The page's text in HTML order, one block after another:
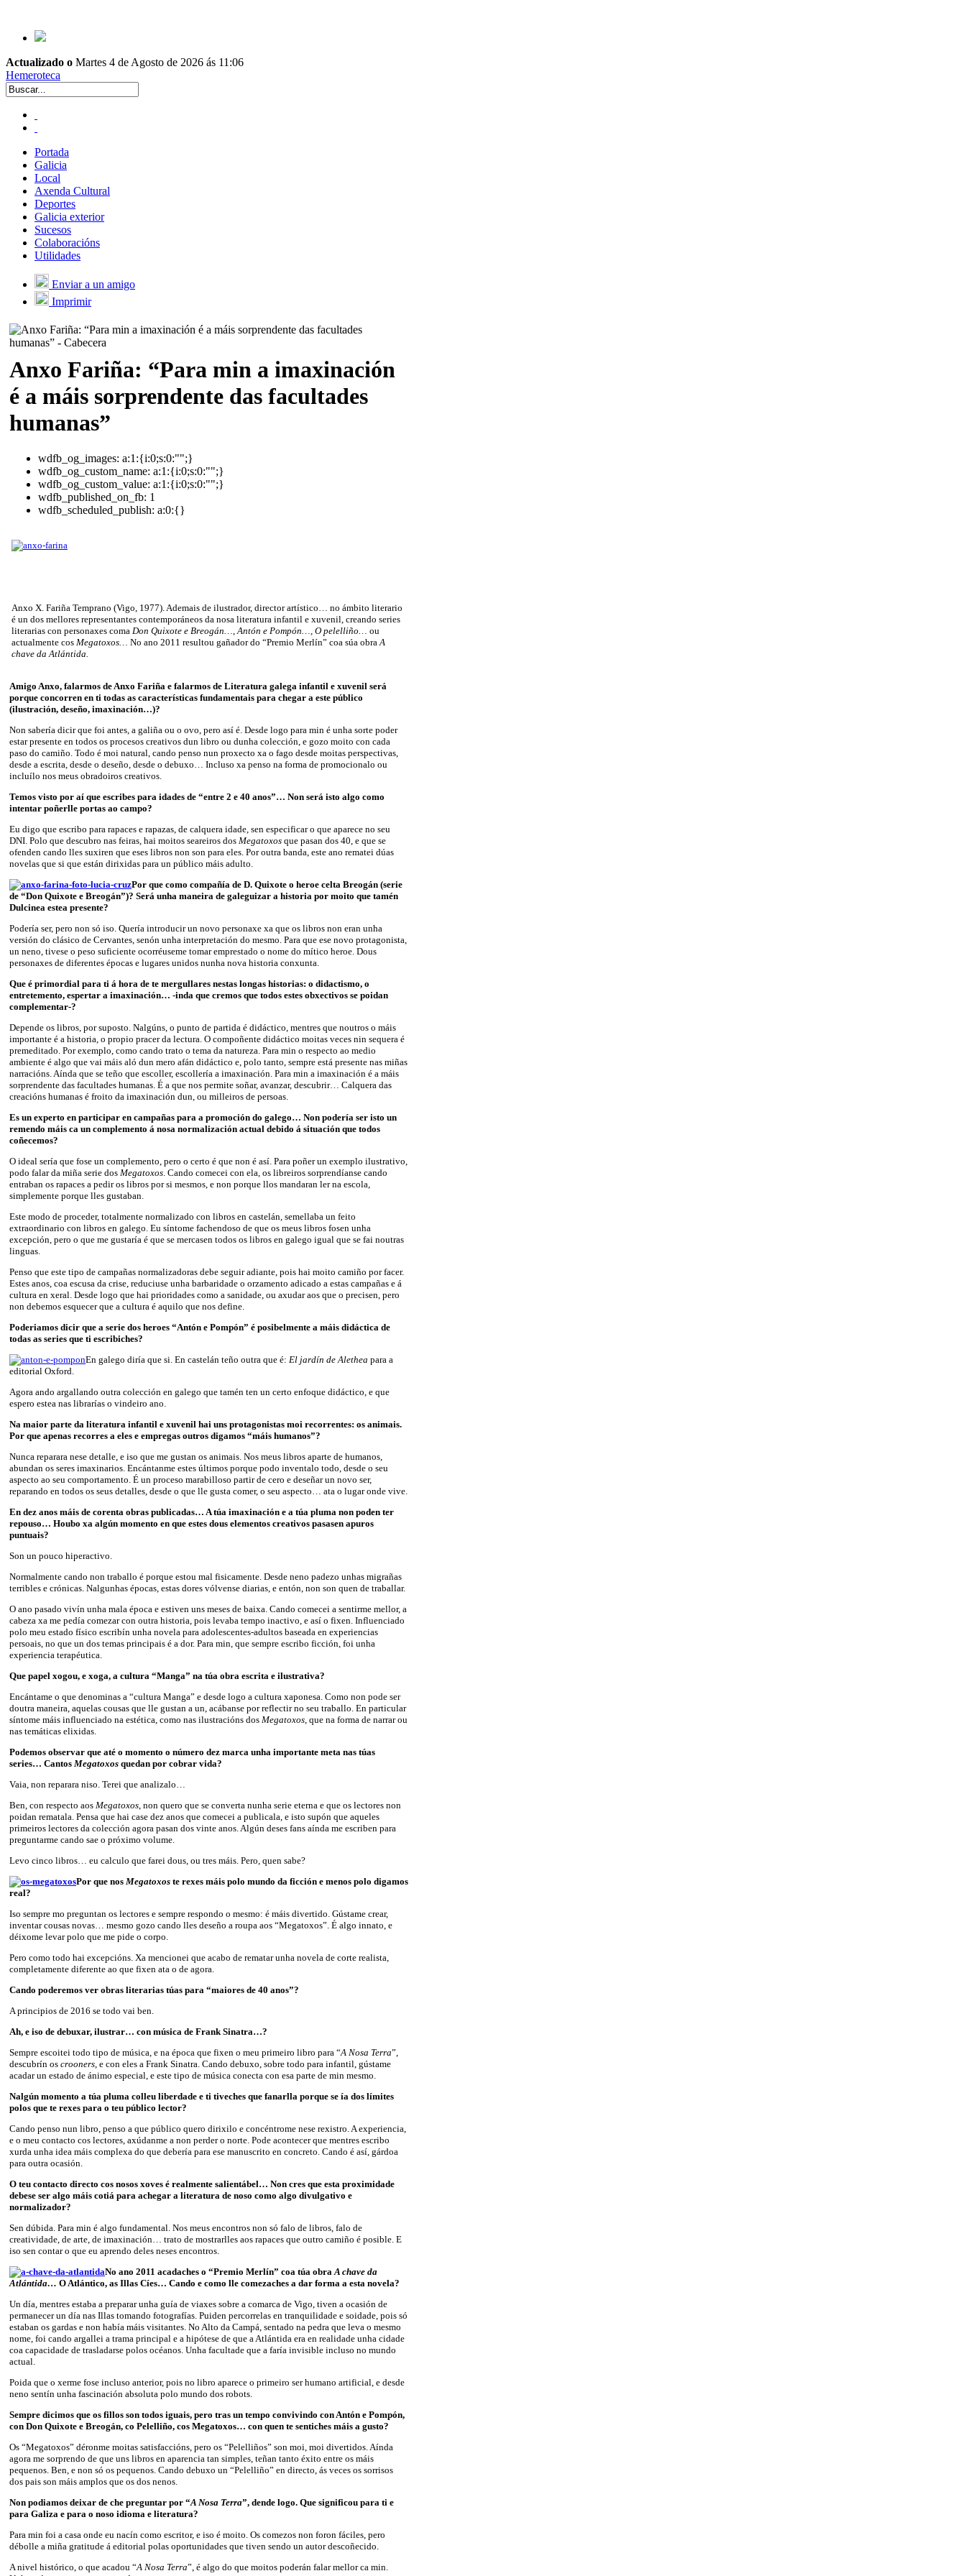
Actualizado o Martes 4 de Agosto de 2026 ás 11:06
Hemeroteca
Portada
Galicia
Local
Axenda Cultural
Deportes
Galicia exterior
Sucesos
Colaboracións
Utilidades
Enviar a un amigo
Imprimir
Anxo Fariña: “Para min a imaxinación
é a máis sorprendente das facultades
humanas”
wdfb_og_images: a:1:{i:0;s:0:"";}
wdfb_og_custom_name: a:1:{i:0;s:0:"";}
wdfb_og_custom_value: a:1:{i:0;s:0:"";}
wdfb_published_on_fb: 1
wdfb_scheduled_publish: a:0:{}
Anxo X. Fariña Temprano (Vigo, 1977). Ademais de ilustrador, director artístico… no ámbito literario
é un dos mellores representantes contemporáneos da nosa literatura infantil e xuvenil, creando series
literarias con personaxes coma Don Quixote e Breogán… Antón e Pompón…, O pelelliño… ou
actualmente cos Megatoxos… No ano 2011 resultou gañador do “Premio Merlín” coa súa obra A
chave da Atlántida.
Amigo Anxo, falarmos de Anxo Fariña e falarmos de Literatura galega infantil e xuvenil será
porque concorren en ti todas as características fundamentais para chegar a este público
(ilustración, deseño, imaxinación…)?
Non sabería dicir que foi antes, a galiña ou o ovo, pero así é. Desde logo para min é unha sorte poder
estar presente en todos os procesos creativos dun libro ou dunha colección, e gozo moito con cada
paso do camiño. Todo é moi natural, cando penso nun proxecto xa o fago desde moitas perspectivas,
desde a escrita, desde o deseño, desde o debuxo… Incluso xa penso na forma de promocionalo ou
incluílo nos meus obradoiros creativos.
Temos visto por aí que escribes para idades de “entre 2 e 40 anos”… Non será isto algo como
intentar poñerlle portas ao campo?
Eu digo que escribo para rapaces e rapazas, de calquera idade, sen especificar o que aparece no seu
DNI. Polo que descubro nas feiras, hai moitos seareiros dos Megatoxos que pasan dos 40, e que se
ofenden cando lles suxiren que eses libros non son para eles. Por outra banda, este ano rematei dúas
novelas que si que están dirixidas para un público máis adulto.
Por que como compañía de D. Quixote o heroe celta Breogán (serie
de “Don Quixote e Breogán”)? Será unha maneira de galeguizar a historia por moito que tamén
Dulcinea estea presente?
Podería ser, pero non só iso. Quería introducir un novo personaxe xa que os libros non eran unha
versión do clásico de Cervantes, senón unha interpretación do mesmo. Para que ese novo protagonista,
un neno, tivese o peso suficiente ocorréuseme tomar emprestado o nome do mítico heroe. Dous
personaxes de diferentes épocas e lugares unidos nunha nova historia conxunta.
Que é primordial para ti á hora de te mergullares nestas longas historias: o didactismo, o
entretemento, espertar a imaxinación… -inda que cremos que todos estes obxectivos se poidan
complementar-?
Depende os libros, por suposto. Nalgúns, o punto de partida é didáctico, mentres que noutros o máis
importante é a historia, o propio pracer da lectura. O compoñente didáctico moitas veces nin sequera é
premeditado. Por exemplo, como cando trato o tema da natureza. Para min o respecto ao medio
ambiente é algo que vai máis aló dun mero afán didáctico e, polo tanto, sempre está presente nas miñas
narracións. Aínda que se teño que escoller, escollería a imaxinación. Para min a imaxinación é a máis
sorprendente das facultades humanas. É a que nos permite soñar, avanzar, descubrir… Calquera das
creacións humanas é froito da imaxinación dun, ou milleiros de persoas.
Es un experto en participar en campañas para a promoción do galego… Non podería ser isto un
remendo máis ca un complemento á nosa normalización actual debido á situación que todos
coñecemos?
O ideal sería que fose un complemento, pero o certo é que non é así. Para poñer un exemplo ilustrativo,
podo falar da miña serie dos Megatoxos . Cando comecei con ela, os libreiros sorprendíanse cando
entraban os rapaces a pedir os libros por si mesmos, e non porque llos mandaran ler na escola,
simplemente porque lles gustaban.
Este modo de proceder, totalmente normalizado con libros en castelán, semellaba un feito
extraordinario con libros en galego. Eu síntome fachendoso de que os meus libros fosen unha
excepción, pero o que me gustaría é que se mercasen todos os libros en galego igual que se fai noutras
linguas.
Penso que este tipo de campañas normalizadoras debe seguir adiante, pois hai moito camiño por facer.
Estes anos, coa escusa da crise, reduciuse unha barbaridade o orzamento adicado a estas campañas e á
cultura en xeral. Desde logo que hai prioridades como a sanidade, ou axudar aos que o precisen, pero
non debemos esquecer que a cultura é aquilo que nos define.
Poderiamos dicir que a serie dos heroes “Antón e Pompón” é posibelmente a máis didáctica de
todas as series que ti escribiches?
En galego diría que si. En castelán teño outra que é: El jardín de Alethea para a
editorial Oxford.
Agora ando argallando outra colección en galego que tamén ten un certo enfoque didáctico, e que
espero estea nas librarías o vindeiro ano.
Na maior parte da literatura infantil e xuvenil hai uns protagonistas moi recorrentes: os animais.
Por que apenas recorres a eles e empregas outros digamos “máis humanos”?
Nunca reparara nese detalle, e iso que me gustan os animais. Nos meus libros aparte de humanos,
abundan os seres imaxinarios. Encántanme estes últimos porque podo inventalo todo, desde o seu
aspecto ao seu comportamento. É un proceso marabilloso partir de cero e deseñar un novo ser,
reparando en todos os seus detalles, desde o que lle gusta comer, o seu aspecto… ata o lugar onde vive.
En dez anos máis de corenta obras publicadas… A túa imaxinación e a túa pluma non poden ter
repouso… Houbo xa algún momento en que estes dous elementos creativos pasasen apuros
puntuais?
Son un pouco hiperactivo.
Normalmente cando non traballo é porque estou mal fisicamente. Desde neno padezo unhas migrañas
terribles e crónicas. Nalgunhas épocas, estas dores vólvense diarias, e entón, non son quen de traballar.
O ano pasado vivín unha mala época e estiven uns meses de baixa. Cando comecei a sentirme mellor, a
cabeza xa me pedía comezar con outra historia, pois levaba tempo inactivo, e así o fixen. Influenciado
polo meu estado físico escribín unha novela para adolescentes-adultos baseada en experiencias
persoais, no que un dos temas principais é a dor. Para min, que sempre escribo ficción, foi unha
experiencia terapéutica.
Que papel xogou, e xoga, a cultura “Manga” na túa obra escrita e ilustrativa?
Encántame o que denominas a “cultura Manga” e desde logo a cultura xaponesa. Como non pode ser
doutra maneira, aquelas cousas que lle gustan a un, acábanse por reflectir no seu traballo. En particular
síntome máis influenciado na estética, como nas ilustracións dos Megatoxos , que na forma de narrar ou
nas temáticas elixidas.
Podemos observar que até o momento o número dez marca unha importante meta nas túas
series… Cantos Megatoxos quedan por cobrar vida?
Vaia, non reparara niso. Terei que analizalo…
Ben, con respecto aos Megatoxos , non quero que se converta nunha serie eterna e que os lectores non
poidan rematala. Pensa que hai case dez anos que comecei a publicala, e isto supón que aqueles
primeiros lectores da colección agora pasan dos vinte anos. Algún deses fans aínda me escriben para
preguntarme cando sae o próximo volume.
Levo cinco libros… eu calculo que farei dous, ou tres máis. Pero, quen sabe?
Por que nos Megatoxos te rexes máis polo mundo da ficción e menos polo digamos
real?
Iso sempre mo preguntan os lectores e sempre respondo o mesmo: é máis divertido. Gústame crear,
inventar cousas novas… mesmo gozo cando lles deseño a roupa aos “Megatoxos”. É algo innato, e
déixome levar polo que me pide o corpo.
Pero como todo hai excepcións. Xa mencionei que acabo de rematar unha novela de corte realista,
completamente diferente ao que fixen ata o de agora.
Cando poderemos ver obras literarias túas para “maiores de 40 anos”?
A principios de 2016 se todo vai ben.
Ah, e iso de debuxar, ilustrar… con música de Frank Sinatra…?
Sempre escoitei todo tipo de música, e na época que fixen o meu primeiro libro para “A Nosa Terra”,
descubrín os crooners , e con eles a Frank Sinatra. Cando debuxo, sobre todo para infantil, gústame
acadar un estado de ánimo especial, e este tipo de música conecta con esa parte de min mesmo.
Nalgún momento a túa pluma colleu liberdade e ti tiveches que fanarlla porque se ía dos límites
polos que te rexes para o teu público lector?
Cando penso nun libro, penso a que público quero dirixilo e concéntrome nese rexistro. A experiencia,
e o meu contacto cos lectores, axúdanme a non perder o norte. Pode acontecer que mentres escribo
xurda unha idea máis complexa do que debería para ese manuscrito en concreto. Cando é así, gárdoa
para outra ocasión.
O teu contacto directo cos nosos xoves é realmente salientábel… Non cres que esta proximidade
debese ser algo máis cotiá para achegar a literatura de noso como algo divulgativo e
normalizador?
Sen dúbida. Para min é algo fundamental. Nos meus encontros non só falo de libros, falo de
creatividade, de arte, de imaxinación… trato de mostrarlles aos rapaces que outro camiño é posible. E
iso sen contar o que eu aprendo deles neses encontros.
No ano 2011 acadaches o “Premio Merlín” coa túa obra A chave da
Atlántida… O Atlántico, as Illas Cíes… Cando e como lle comezaches a dar forma a esta novela?
Un día, mentres estaba a preparar unha guía de viaxes sobre a comarca de Vigo, tiven a ocasión de
permanecer un día nas Illas tomando fotografías. Puiden percorrelas en tranquilidade e soidade, pois só
estaban os gardas e non había máis visitantes. No Alto da Campá, sentado na pedra que leva o mesmo
nome, foi cando argallei a trama principal e a hipótese de que a Atlántida era en realidade unha cidade
coa capacidade de trasladarse polos océanos. Unha facultade que a faría invisible incluso no mundo
actual.
Poida que o xerme fose incluso anterior, pois no libro aparece o primeiro ser humano artificial, e desde
neno sentín unha fascinación absoluta polo mundo dos robots.
Sempre dicimos que os fillos son todos iguais, pero tras un tempo convivindo con Antón e Pompón,
con Don Quixote e Breogán, co Pelelliño, cos Megatoxos… con quen te sentiches máis a gusto?
Os “Megatoxos” déronme moitas satisfaccións, pero os “Pelelliños” son moi, moi divertidos. Aínda
agora me sorprendo de que uns libros en aparencia tan simples, teñan tanto éxito entre os máis
pequenos. Ben, e non só os pequenos. Cando debuxo un “Pelelliño” en directo, ás veces os sorrisos
dos pais son máis amplos que os dos nenos.
Non podiamos deixar de che preguntar por “A Nosa Terra”, dende logo. Que significou para ti e
para Galiza e para o noso idioma e literatura?
Para min foi a casa onde eu nacín como escritor, e iso é moito. Os comezos non foron fáciles, pero
débolle a miña gratitude á editorial polas oportunidades que tiven sendo un autor descoñecido.
A nivel histórico, o que acadou “A Nosa Terra”, é algo do que moitos poderán falar mellor ca min.